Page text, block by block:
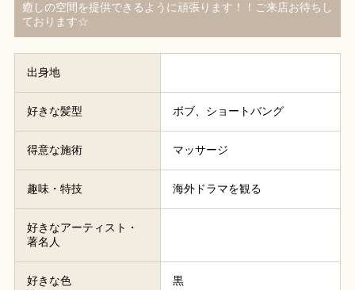
癒しの空間を提供できるように頑張ります！！ご来店お待ちし
ております☆
出身地
好きな髪型 ボブ、ショートバング
得意な施術 マッサージ
趣味・特技 海外ドラマを観る
好きなアーティスト・
著名人
好きな色 黒